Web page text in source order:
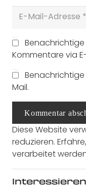
Kommentare via
Mail.
Kommentar
Diese Website
reduzieren.
verarbeitet